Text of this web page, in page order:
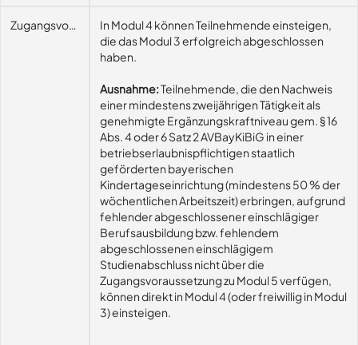
ZugangsvoraussetzungenIn Modul 4 können Teilnehmende einsteigen,
die das Modul 3 erfolgreich abgeschlossen
haben.
Ausnahme:Teilnehmende, die den Nachweis
einer mindestens zweijährigen Tätigkeit als
genehmigte Ergänzungskraftniveau gem. § 16
Abs. 4 oder 6 Satz 2 AVBayKiBiG in einer
betriebserlaubnispflichtigen staatlich
geförderten bayerischen
Kindertageseinrichtung (mindestens 50 % der
wöchentlichen Arbeitszeit) erbringen, aufgrund
fehlender abgeschlossener einschlägiger
Berufsausbildung bzw. fehlendem
abgeschlossenen einschlägigem
Studienabschluss nicht über die
Zugangsvoraussetzung zu Modul 5 verfügen,
können direkt in Modul 4 (oder freiwillig in Modul
3) einsteigen.